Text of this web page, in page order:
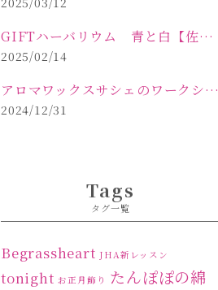
GIFTハーバリウム 青と白【佐久市 ハーバリウム ギフト】
2025/02/14
アロマワックスサシェのワークショップinPOLA中込原店ご報告【佐久市 キャンドル サシェ】
2024/12/31
Tags
タグ一覧
Begrassheart JHA新レッスン
tonight お正月飾り たんぽぽの綿